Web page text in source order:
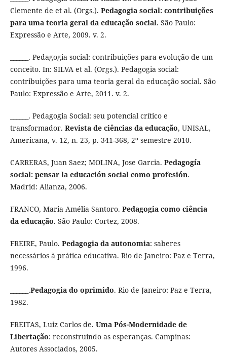
Clemente de et al. (Orgs.). Pedagogia social: contribuições
para uma teoria geral da educação social. São Paulo:
Expressão e Arte, 2009. v. 2.
______. Pedagogia social: contribuições para evolução de um
conceito. In: SILVA et al. (Orgs.). Pedagogia social:
contribuições para uma teoria geral da educação social. São
Paulo: Expressão e Arte, 2011. v. 2.
______. Pedagogia Social: seu potencial crítico e
transformador. Revista de ciências da educação, UNISAL,
Americana, v. 12, n. 23, p. 341-368, 2º semestre 2010.
CARRERAS, Juan Saez; MOLINA, Jose Garcia. Pedagogía
social: pensar la educación social como profesión.
Madrid: Alianza, 2006.
FRANCO, Maria Amélia Santoro. Pedagogia como ciência
da educação. São Paulo: Cortez, 2008.
FREIRE, Paulo. Pedagogia da autonomia: saberes
necessários à prática educativa. Rio de Janeiro: Paz e Terra,
1996.
______.Pedagogia do oprimido. Rio de Janeiro: Paz e Terra,
1982.
FREITAS, Luiz Carlos de. Uma Pós-Modernidade de
Libertação: reconstruindo as esperanças. Campinas:
Autores Associados, 2005.